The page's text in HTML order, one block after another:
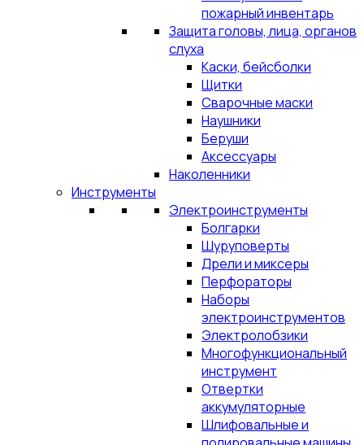
пожарный инвентарь
Защита головы, лица, органов
слуха
Каски, бейсболки
Щитки
Сварочные маски
Наушники
Беруши
Аксессуары
Наколенники
Инструменты
Электроинструменты
Болгарки
Шуруповерты
Дрели и миксеры
Перфораторы
Наборы
электроинструментов
Электролобзики
Многофункциональный
инструмент
Отвертки
аккумуляторные
Шлифовальные и